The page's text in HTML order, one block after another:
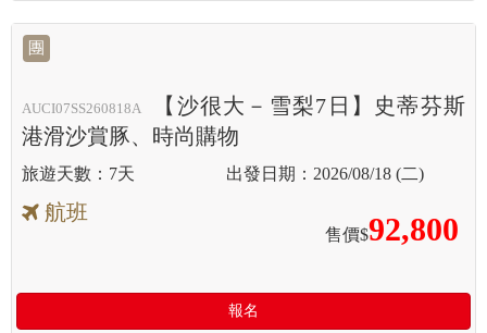
團
AUCI07SS260818A
【沙很大－雪梨7日】史蒂芬斯
港滑沙賞豚、時尚購物
7天 2026/08/18 (二)
航班
售價$92,800
報名